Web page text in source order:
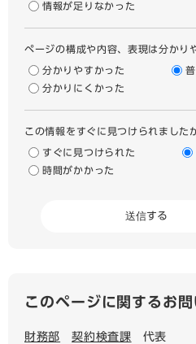
情報が足りなかった
ページの構成や内容、表現は分かり
分かりやすかった
分かりにくかった
この情報をすぐに見つけられました
すぐに見つけられた
時間がかかった
このページに関するお
財務部 契約検査課 代表